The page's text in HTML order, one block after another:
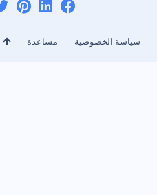
سياسة الخصوصية مساعدة